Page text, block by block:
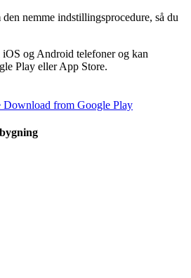
nemme indstillingsprocedure, så du
og Android telefoner og kan
Play eller App Store.
Download from Google Play